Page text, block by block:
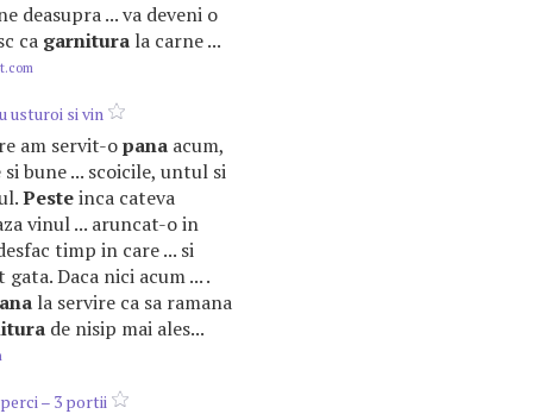
deasupra ... va deveni o
ca garnitura la carne ...
usturoi si vin
am servit-opana acum,
bune ... scoicile, untul si
Pesteinca cateva
vinul ... aruncat-o in
timp in care ... si
Daca nici acum ... .
la servire ca sa ramana
de nisip mai ales...
– 3 portii